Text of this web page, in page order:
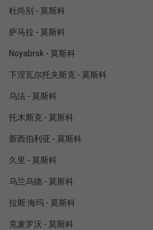
杜尚别 - 莫斯科
萨马拉 - 莫斯科
Noyabrsk - 莫斯科
下涅瓦尔托夫斯克 - 莫斯科
乌法 - 莫斯科
托木斯克 - 莫斯科
新西伯利亚 - 莫斯科
久里 - 莫斯科
乌兰乌德 - 莫斯科
拉斯·海玛 - 莫斯科
克麦罗沃 - 莫斯科